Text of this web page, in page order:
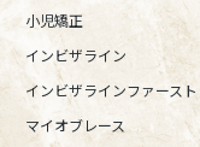
小児矯正
インビザライン
インビザラインファースト
マイオブレース